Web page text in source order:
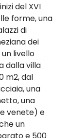
del XVI
forme, una
di
dei
livello
dalla villa
m2, dal
una
una
venete) e
un
e 500